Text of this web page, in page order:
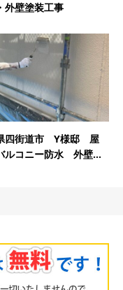
外壁塗装工事
四街道市 Y様邸 屋
ルコニー防水 外壁...